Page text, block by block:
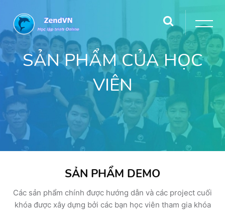
SẢN PHẨM CỦA HỌC
VIÊN
SẢN PHẨM DEMO
Các sản phẩm chính được hướng dẫn và các project cuối
khóa được xây dựng bởi các bạn học viên tham gia khóa